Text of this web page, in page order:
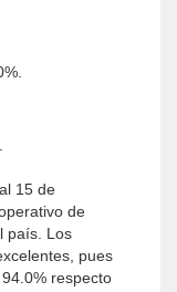
15 de
de
país. Los
pues
respecto